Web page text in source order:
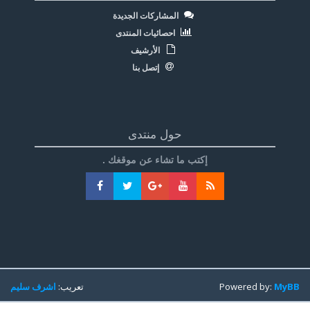
المشاركات الجديدة
احصائيات المنتدى
الأرشيف
إتصل بنا
حول منتدى
إكتب ما تشاء عن موقغك .
تعريب:اشرف سليم Powered by:MyBB